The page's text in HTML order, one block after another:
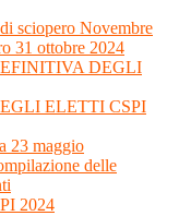
sciopero Novembre
31 ottobre 2024
DEGLI
ELETTI CSPI
23 maggio
delle
2024